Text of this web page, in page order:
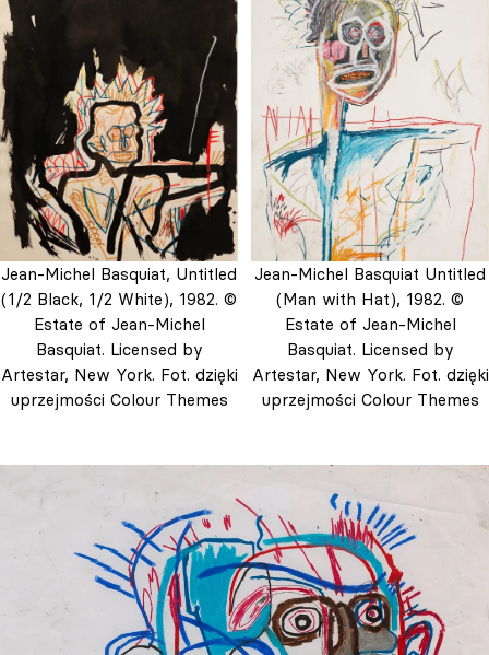
Jean-Michel Basquiat, Untitled
(1/2 Black, 1/2 White), 1982. ©
Estate of Jean-Michel
Basquiat. Licensed by
Artestar, New York. Fot. dzięki
uprzejmości Colour Themes
Jean-Michel Basquiat Untitled
(Man with Hat), 1982. ©
Estate of Jean-Michel
Basquiat. Licensed by
Artestar, New York. Fot. dzięki
uprzejmości Colour Themes